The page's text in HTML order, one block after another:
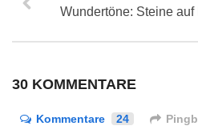
Wundertöne: Steine
30 KOMMENTARE
Kommentare 24